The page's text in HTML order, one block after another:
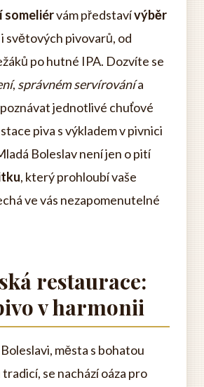
someliérvám představívýběr
světových pivovarů, od
po hutné IPA. Dozvíte se
, správném servírovánía
jednotlivé chuťové
piva s výkladem v pivnici
Boleslav není jen o pití
, který prohloubí vaše
ve vás nezapomenutelné
restaurace:
v harmonii
města s bohatou
se nachází oáza pro